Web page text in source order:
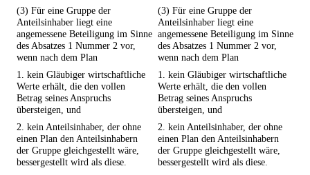
(3) Für eine Gruppe der
Anteilsinhaber liegt eine
angemessene Beteiligung im Sinne
des Absatzes 1 Nummer 2 vor,
wenn nach dem Plan
(3) Für eine Gruppe der
Anteilsinhaber liegt eine
angemessene Beteiligung im Sinne
des Absatzes 1 Nummer 2 vor,
wenn nach dem Plan
1. kein Gläubiger wirtschaftliche
Werte erhält, die den vollen
Betrag seines Anspruchs
übersteigen, und
1. kein Gläubiger wirtschaftliche
Werte erhält, die den vollen
Betrag seines Anspruchs
übersteigen, und
2. kein Anteilsinhaber, der ohne
einen Plan den Anteilsinhabern
der Gruppe gleichgestellt wäre,
bessergestellt wird als diese.
2. kein Anteilsinhaber, der ohne
einen Plan den Anteilsinhabern
der Gruppe gleichgestellt wäre,
bessergestellt wird als diese.